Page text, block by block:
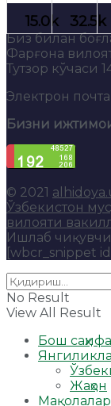
Биз билан
Фарғона
Тутзор кўчаси
Электрон
Бизни
© 2021
Ўзбекистон
вилояти
Ишлаб чиқувчи
[wbcr_snippet
No Result
View All Result
Бош саҳифа
Жаҳон
Мақолалар